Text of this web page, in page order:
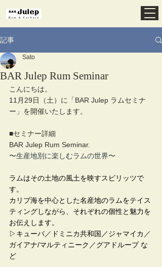
記事
BAR Julep Rum Seminar
Sato
こんにちは。
11月29日（土）に「BAR Julep ラムセミナ
ー」を開催いたします。
■セミナー詳細
BAR Julep Rum Seminar.
〜生産地別に楽しむラムの世界〜
ラムはその土地の風土を映すスピリッツで
す。
カリブ海を中心とした名産地のラムをテイス
ティングしながら、それぞれの個性と魅力を
お伝えします。
▷キューバ／ドミニカ共和国／ジャマイカ／
ガイアナ/マルティニーク／グアドループ な
ど